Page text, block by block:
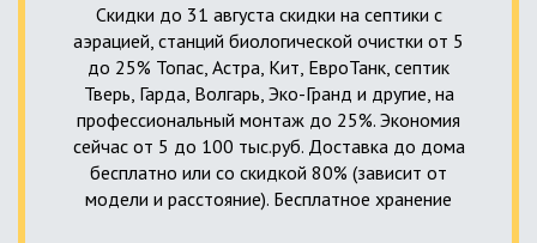
Скидки до 31 августа скидки на септики с
аэрацией, станций биологической очистки от 5
до 25% Топас, Астра, Кит, ЕвроТанк, септик
Тверь, Гарда, Волгарь, Эко-Гранд и другие, на
профессиональный монтаж до 25%. Экономия
сейчас от 5 до 100 тыс.руб. Доставка до дома
бесплатно или со скидкой 80% (зависит от
модели и расстояние). Бесплатное хранение